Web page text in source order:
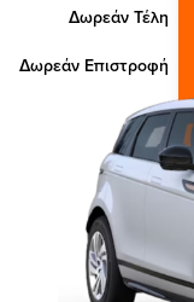
Δωρεάν Τέλη
Δωρεάν Επιστροφή